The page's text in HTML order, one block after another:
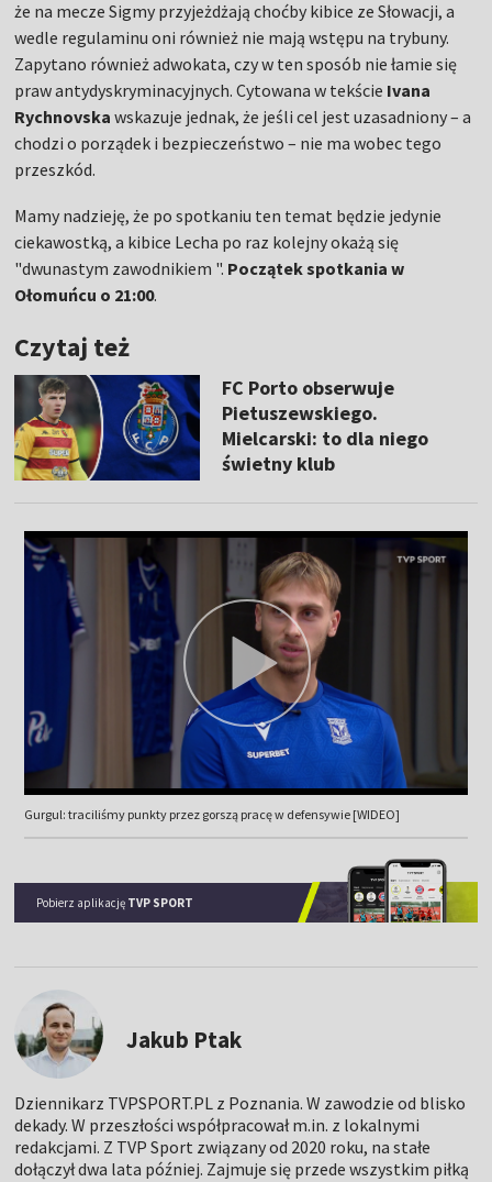
że na mecze Sigmy przyjeżdżają choćby kibice ze Słowacji, a
wedle regulaminu oni również nie mają wstępu na trybuny.
Zapytano również adwokata, czy w ten sposób nie łamie się
praw antydyskryminacyjnych. Cytowana w tekście Ivana
Rychnovskawskazuje jednak, że jeśli cel jest uzasadniony – a
chodzi o porządek i bezpieczeństwo – nie ma wobec tego
przeszkód.
Mamy nadzieję, że po spotkaniu ten temat będzie jedynie
ciekawostką, a kibice Lecha po raz kolejny okażą się
"dwunastym zawodnikiem ". Początek spotkania w
Ołomuńcu o 21:00.
Czytaj też
FC Porto obserwuje
Pietuszewskiego.
Mielcarski: to dla niego
świetny klub
Gurgul: traciliśmy punkty przez gorszą pracę w defensywie [WIDEO]
Pobierz aplikację TVP SPORT
Jakub Ptak
Dziennikarz TVPSPORT.PL z Poznania. W zawodzie od blisko
dekady. W przeszłości współpracował m.in. z lokalnymi
redakcjami. Z TVP Sport związany od 2020 roku, na stałe
dołączył dwa lata później. Zajmuje się przede wszystkim piłką